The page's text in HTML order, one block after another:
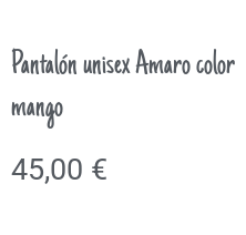
Pantalón unisex Amaro color
mango
45,00 €